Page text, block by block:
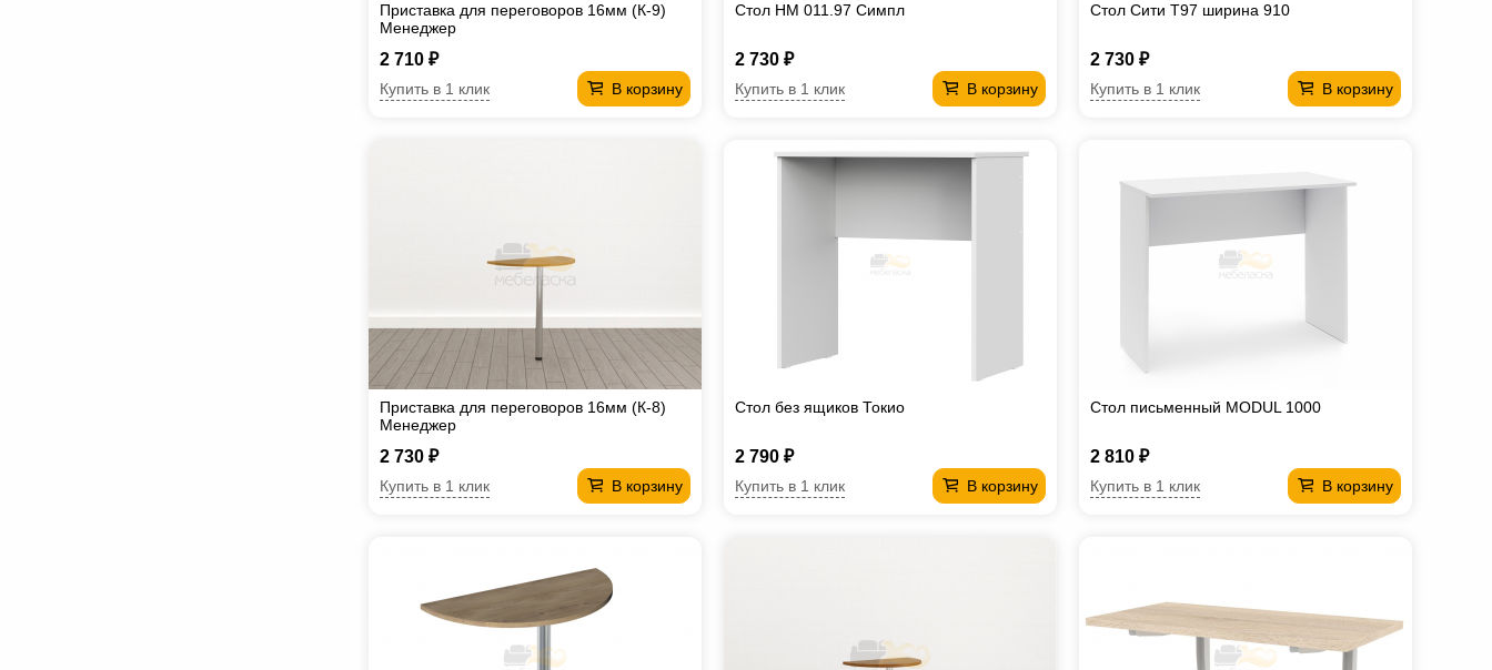
Приставка для переговоров 16мм (К-9)
Менеджер
2 710 ₽
В корзину
Купить в 1 клик
Стол НМ 011.97 Симпл
2 730 ₽
В корзину
Купить в 1 клик
Стол Сити T97 ширина 910
2 730 ₽
В корзину
Купить в 1 клик
Приставка для переговоров 16мм (К-8)
Менеджер
2 730 ₽
В корзину
Купить в 1 клик
Стол без ящиков Токио
2 790 ₽
В корзину
Купить в 1 клик
Стол письменный MODUL 1000
2 810 ₽
В корзину
Купить в 1 клик